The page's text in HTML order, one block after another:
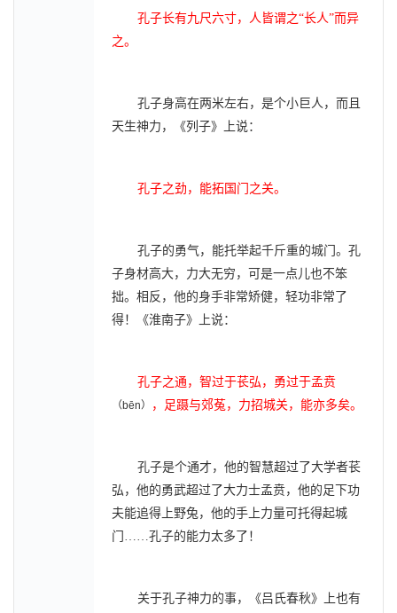
孔子长有九尺六寸，人皆谓之“长人”而异
之。
孔子身高在两米左右，是个小巨人，而且
天生神力，《列子》上说：
孔子之劲，能拓国门之关。
孔子的勇气，能托举起千斤重的城门。孔
子身材高大，力大无穷，可是一点儿也不笨
拙。相反，他的身手非常矫健，轻功非常了
得！《淮南子》上说：
孔子之通，智过于苌弘，勇过于孟贲
（bēn） ，足蹑与郊菟，力招城关，能亦多矣。
孔子是个通才，他的智慧超过了大学者苌
弘，他的勇武超过了大力士孟贲，他的足下功
夫能追得上野兔，他的手上力量可托得起城
门……孔子的能力太多了！
关于孔子神力的事，《吕氏春秋》上也有